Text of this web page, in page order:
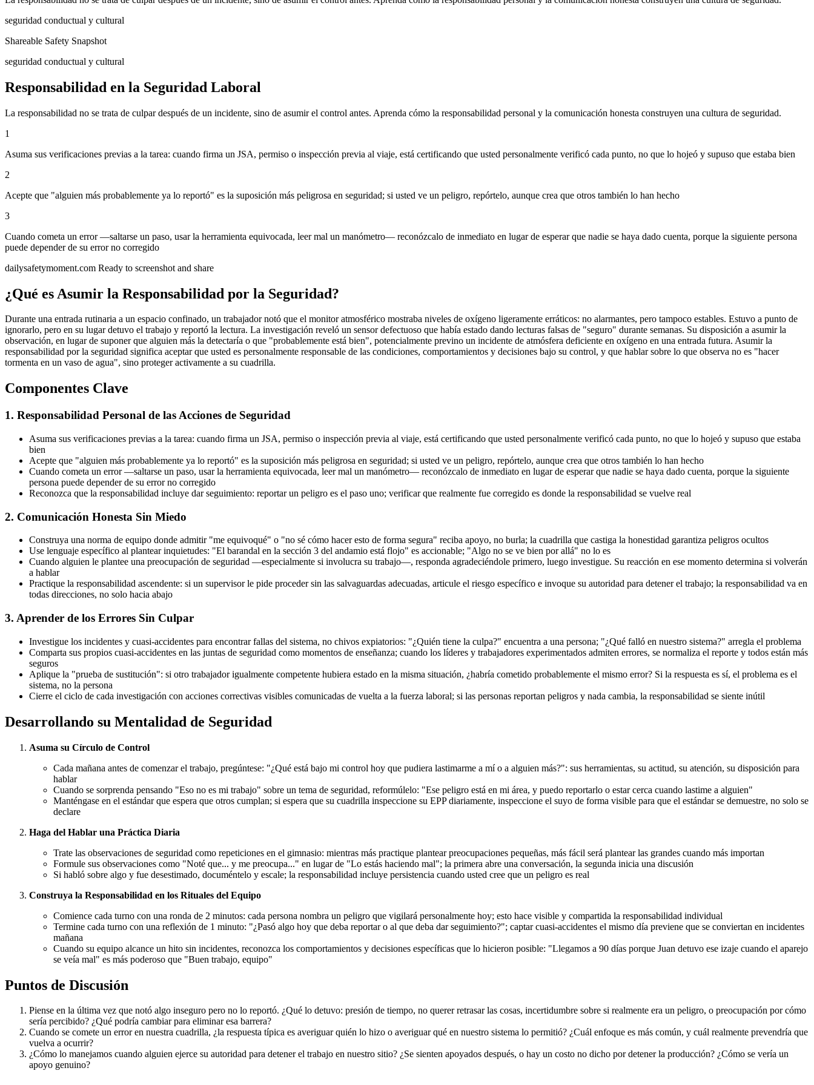
seguridad conductual y cultural
Shareable Safety Snapshot
seguridad conductual y cultural
Responsabilidad en la Seguridad Laboral
La responsabilidad no se trata de culpar después de un incidente, sino de asumir el control antes. Aprenda cómo la responsabilidad personal y la comunicación honesta construyen una cultura de seguridad.
1
Asuma sus verificaciones previas a la tarea: cuando firma un JSA, permiso o inspección previa al viaje, está certificando que usted personalmente verificó cada punto, no que lo hojeó y supuso que estaba bien
2
Acepte que "alguien más probablemente ya lo reportó" es la suposición más peligrosa en seguridad; si usted ve un peligro, repórtelo, aunque crea que otros también lo han hecho
3
Cuando cometa un error —saltarse un paso, usar la herramienta equivocada, leer mal un manómetro— reconózcalo de inmediato en lugar de esperar que nadie se haya dado cuenta, porque la siguiente persona
puede depender de su error no corregido
dailysafetymoment.com Ready to screenshot and share
¿Qué es Asumir la Responsabilidad por la Seguridad?
Durante una entrada rutinaria a un espacio confinado, un trabajador notó que el monitor atmosférico mostraba niveles de oxígeno ligeramente erráticos: no alarmantes, pero tampoco estables. Estuvo a punto de
ignorarlo, pero en su lugar detuvo el trabajo y reportó la lectura. La investigación reveló un sensor defectuoso que había estado dando lecturas falsas de "seguro" durante semanas. Su disposición a asumir la
observación, en lugar de suponer que alguien más la detectaría o que "probablemente está bien", potencialmente previno un incidente de atmósfera deficiente en oxígeno en una entrada futura. Asumir la
responsabilidad por la seguridad significa aceptar que usted es personalmente responsable de las condiciones, comportamientos y decisiones bajo su control, y que hablar sobre lo que observa no es "hacer
tormenta en un vaso de agua", sino proteger activamente a su cuadrilla.
Componentes Clave
1. Responsabilidad Personal de las Acciones de Seguridad
Asuma sus verificaciones previas a la tarea: cuando firma un JSA, permiso o inspección previa al viaje, está certificando que usted personalmente verificó cada punto, no que lo hojeó y supuso que estaba
bien
Acepte que "alguien más probablemente ya lo reportó" es la suposición más peligrosa en seguridad; si usted ve un peligro, repórtelo, aunque crea que otros también lo han hecho
Cuando cometa un error —saltarse un paso, usar la herramienta equivocada, leer mal un manómetro— reconózcalo de inmediato en lugar de esperar que nadie se haya dado cuenta, porque la siguiente
persona puede depender de su error no corregido
Reconozca que la responsabilidad incluye dar seguimiento: reportar un peligro es el paso uno; verificar que realmente fue corregido es donde la responsabilidad se vuelve real
2. Comunicación Honesta Sin Miedo
Construya una norma de equipo donde admitir "me equivoqué" o "no sé cómo hacer esto de forma segura" reciba apoyo, no burla; la cuadrilla que castiga la honestidad garantiza peligros ocultos
Use lenguaje específico al plantear inquietudes: "El barandal en la sección 3 del andamio está flojo" es accionable; "Algo no se ve bien por allá" no lo es
Cuando alguien le plantee una preocupación de seguridad —especialmente si involucra su trabajo—, responda agradeciéndole primero, luego investigue. Su reacción en ese momento determina si volverán
a hablar
Practique la responsabilidad ascendente: si un supervisor le pide proceder sin las salvaguardas adecuadas, articule el riesgo específico e invoque su autoridad para detener el trabajo; la responsabilidad va en
todas direcciones, no solo hacia abajo
3. Aprender de los Errores Sin Culpar
Investigue los incidentes y cuasi-accidentes para encontrar fallas del sistema, no chivos expiatorios: "¿Quién tiene la culpa?" encuentra a una persona; "¿Qué falló en nuestro sistema?" arregla el problema
Comparta sus propios cuasi-accidentes en las juntas de seguridad como momentos de enseñanza; cuando los líderes y trabajadores experimentados admiten errores, se normaliza el reporte y todos están más
seguros
Aplique la "prueba de sustitución": si otro trabajador igualmente competente hubiera estado en la misma situación, ¿habría cometido probablemente el mismo error? Si la respuesta es sí, el problema es el
sistema, no la persona
Cierre el ciclo de cada investigación con acciones correctivas visibles comunicadas de vuelta a la fuerza laboral; si las personas reportan peligros y nada cambia, la responsabilidad se siente inútil
Desarrollando su Mentalidad de Seguridad
Asuma su Círculo de Control
Cada mañana antes de comenzar el trabajo, pregúntese: "¿Qué está bajo mi control hoy que pudiera lastimarme a mí o a alguien más?": sus herramientas, su actitud, su atención, su disposición para
hablar
Cuando se sorprenda pensando "Eso no es mi trabajo" sobre un tema de seguridad, reformúlelo: "Ese peligro está en mi área, y puedo reportarlo o estar cerca cuando lastime a alguien"
Manténgase en el estándar que espera que otros cumplan; si espera que su cuadrilla inspeccione su EPP diariamente, inspeccione el suyo de forma visible para que el estándar se demuestre, no solo se
declare
Haga del Hablar una Práctica Diaria
Trate las observaciones de seguridad como repeticiones en el gimnasio: mientras más practique plantear preocupaciones pequeñas, más fácil será plantear las grandes cuando más importan
Formule sus observaciones como "Noté que... y me preocupa..." en lugar de "Lo estás haciendo mal"; la primera abre una conversación, la segunda inicia una discusión
Si habló sobre algo y fue desestimado, documéntelo y escale; la responsabilidad incluye persistencia cuando usted cree que un peligro es real
Construya la Responsabilidad en los Rituales del Equipo
Comience cada turno con una ronda de 2 minutos: cada persona nombra un peligro que vigilará personalmente hoy; esto hace visible y compartida la responsabilidad individual
Termine cada turno con una reflexión de 1 minuto: "¿Pasó algo hoy que deba reportar o al que deba dar seguimiento?"; captar cuasi-accidentes el mismo día previene que se conviertan en incidentes
mañana
Cuando su equipo alcance un hito sin incidentes, reconozca los comportamientos y decisiones específicas que lo hicieron posible: "Llegamos a 90 días porque Juan detuvo ese izaje cuando el aparejo
se veía mal" es más poderoso que "Buen trabajo, equipo"
Puntos de Discusión
Piense en la última vez que notó algo inseguro pero no lo reportó. ¿Qué lo detuvo: presión de tiempo, no querer retrasar las cosas, incertidumbre sobre si realmente era un peligro, o preocupación por cómo
sería percibido? ¿Qué podría cambiar para eliminar esa barrera?
Cuando se comete un error en nuestra cuadrilla, ¿la respuesta típica es averiguar quién lo hizo o averiguar qué en nuestro sistema lo permitió? ¿Cuál enfoque es más común, y cuál realmente prevendría que
vuelva a ocurrir?
¿Cómo lo manejamos cuando alguien ejerce su autoridad para detener el trabajo en nuestro sitio? ¿Se sienten apoyados después, o hay un costo no dicho por detener la producción? ¿Cómo se vería un
apoyo genuino?